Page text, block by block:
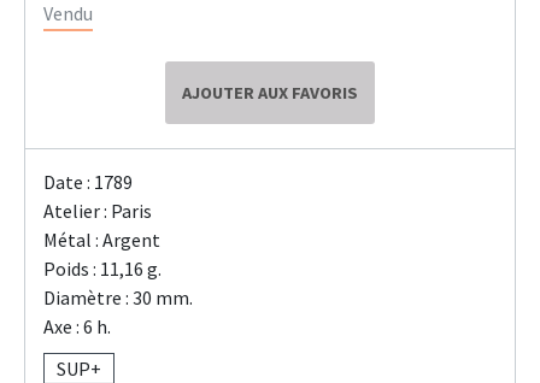
Vendu
AJOUTER AUX FAVORIS
Date : 1789
Atelier : Paris
Métal : Argent
Poids : 11,16 g.
Diamètre : 30 mm.
Axe : 6 h.
SUP+